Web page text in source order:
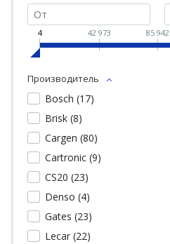
4 42 973 85 942
Производитель
Bosch (17)
Brisk (8)
Cargen (80)
Cartronic (9)
CS20 (23)
Denso (4)
Gates (23)
Lecar (22)